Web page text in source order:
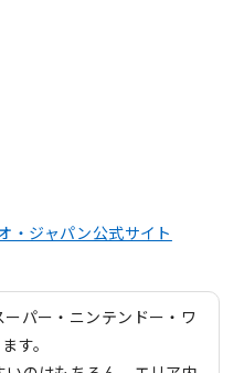
・ジャパン公式サイト
パー・ニンテンドー・ワ
す。